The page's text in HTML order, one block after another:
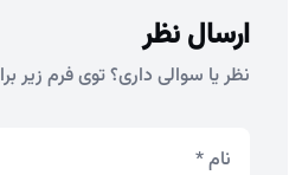
ارسال نظر
نظر یا سوالی داری؟ توی فرم زیر